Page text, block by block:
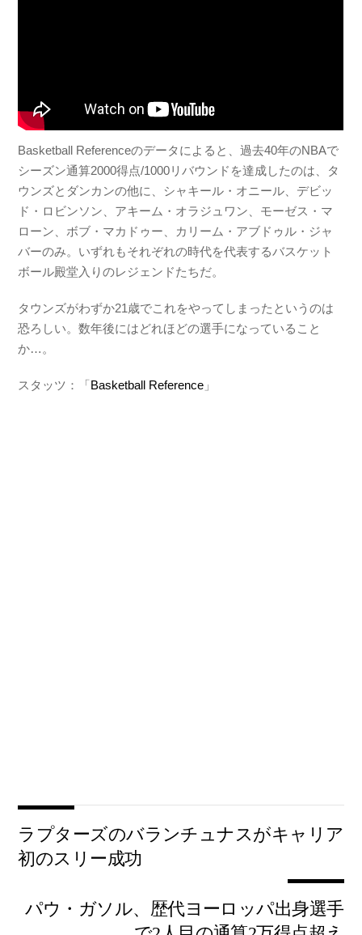
Basketball Referenceのデータによると、過去40年のNBAで
シーズン通算2000得点/1000リバウンドを達成したのは、タ
ウンズとダンカンの他に、シャキール・オニール、デビッ
ド・ロビンソン、アキーム・オラジュワン、モーゼス・マ
ローン、ボブ・マカドゥー、カリーム・アブドゥル・ジャ
バーのみ。いずれもそれぞれの時代を代表するバスケット
ボール殿堂入りのレジェンドたちだ。
タウンズがわずか21歳でこれをやってしまったというのは
恐ろしい。数年後にはどれほどの選手になっていること
か…。
スタッツ：「Basketball Reference 」
ラプターズのバランチュナスがキャリア
初のスリー成功
パウ・ガソル、歴代ヨーロッパ出身選手